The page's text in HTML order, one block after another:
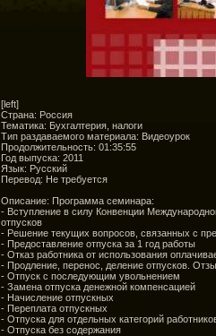
[left]
Страна: Россия
Тематика: Бухгалтерия, налоги
Тип раздаваемого материала: Видеоурок
Продолжительность: 01:35:55
Год выпуска: 2011
Язык: Русский
Перевод: Не требуется
Описание: Программа семинара:
- Вступление в силу Конвенции
отпусков
- Решение текущих вопросов, связанных с
- Предоставление отпуска за 1 год работы
- Отказ работника от использования
- Продление, перенос, деление отпусков.
- Отпуск с последующим увольнением
- Замена отпуска денежной компенсацией
- Начисление отпускных
- Переплата отпускных
- Отпуска для отдельных категорий
- Отпуска без содержания